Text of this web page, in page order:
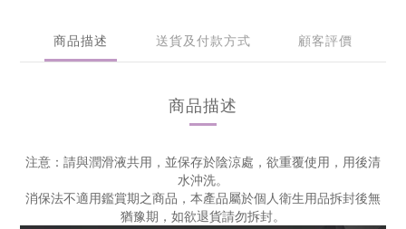
商品描述 送貨及付款方式 顧客評價
商品描述
注意：請與潤滑液共用，並保存於陰涼處，欲重覆使用，用後清
水沖洗。
消保法不適用鑑賞期之商品，本產品屬於個人衛生用品拆封後無
猶豫期，如欲退貨請勿拆封。